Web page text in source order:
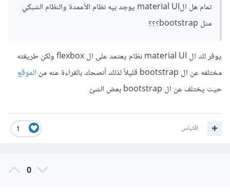
تمام هل الmaterial UI يوجد بيه نظام الأعمدة والنظام الشبكي
مثل bootstrap؟؟؟
يوفر لك ال material UI نظام يعتمد على ال flexbox ولكن طريقته
مختلفه عن ال bootstrap قليلاً لذلك أنصحك بالقراءة عنه من
الموقع
حيث يختلف عن ال bootstrap بعض الشئ
1 اقتباس
0